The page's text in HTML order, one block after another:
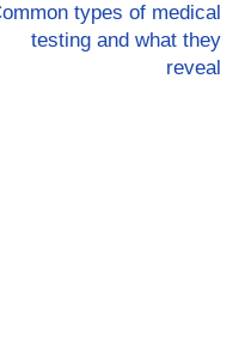
types of medical
testing and what they
reveal